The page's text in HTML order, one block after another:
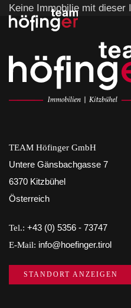
Keine Immobilie mit dieser
TEAM Höfinger GmbH
Untere Gänsbachgasse 7
6370 Kitzbühel
Österreich
Tel.: +43 (0) 5356 - 73747
E-Mail: info@hoefinger.tirol
STANDORT ANZEIGEN